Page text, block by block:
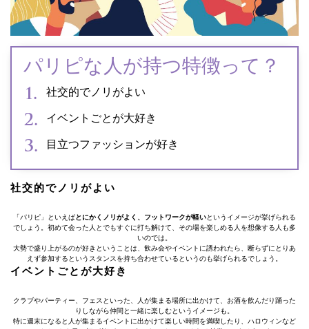
パリピな人が持つ特徴って？
社交的でノリがよい
イベントごとが大好き
目立つファッションが好き
社交的でノリがよい
「パリピ」といえばとにかくノリがよく、フットワークが軽いというイメージが挙げられる
でしょう。初めて会った人とでもすぐに打ち解けて、その場を楽しめる人を想像する人も多
いのでは。
大勢で盛り上がるのが好きということは、飲み会やイベントに誘われたら、断らずにとりあ
えず参加するというスタンスを持ち合わせているというのも挙げられるでしょう。
イベントごとが大好き
クラブやパーティー、フェスといった、人が集まる場所に出かけて、お酒を飲んだり踊った
りしながら仲間と一緒に楽しむというイメージも。
特に週末になると人が集まるイベントに出かけて楽しい時間を満喫したり、ハロウィンなど